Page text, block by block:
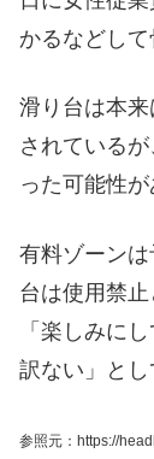
かるなどして
滑り台は本
されている
った可能性が
有料ゾーン
台は使用禁
「楽しみに
訳ない」とし
参照元：https://